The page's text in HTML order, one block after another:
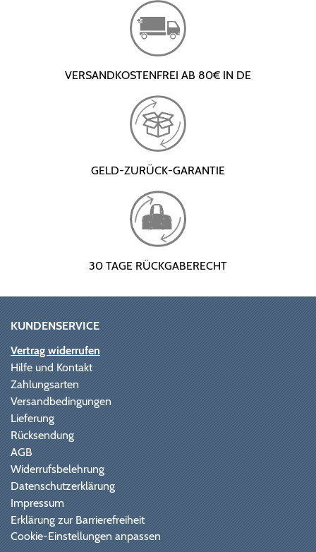
VERSANDKOSTENFREI AB 80€ IN DE
GELD-ZURÜCK-GARANTIE
30 TAGE RÜCKGABERECHT
KUNDENSERVICE
Vertrag widerrufen
Hilfe und Kontakt
Zahlungsarten
Versandbedingungen
Lieferung
Rücksendung
AGB
Widerrufsbelehrung
Datenschutzerklärung
Impressum
Erklärung zur Barrierefreiheit
Cookie-Einstellungen anpassen